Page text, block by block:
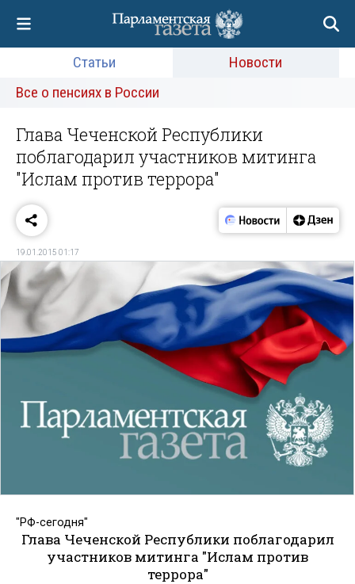
Статьи
Новости
Все о пенсиях в России
Глава Чеченской Республики
поблагодарил участников митинга
"Ислам против террора"
19.01.2015 01:17
"РФ-сегодня"
Глава Чеченской Республики поблагодарил
участников митинга "Ислам против
террора"